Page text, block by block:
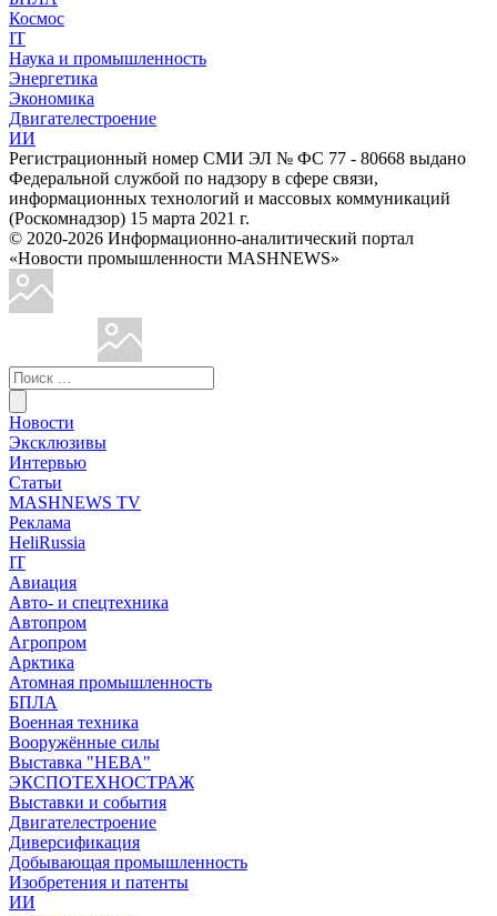
Космос
IT
Наука и промышленность
Энергетика
Экономика
Двигателестроение
ИИ
Регистрационный номер СМИ ЭЛ № ФС 77 - 80668 выдано
Федеральной службой по надзору в сфере связи,
информационных технологий и массовых коммуникаций
(Роскомнадзор) 15 марта 2021 г.
© 2020-2026 Информационно-аналитический портал
«Новости промышленности MASHNEWS»
Новости
Эксклюзивы
Интервью
Статьи
MASHNEWS TV
Реклама
HeliRussia
IT
Авиация
Авто- и спецтехника
Автопром
Агропром
Арктика
Атомная промышленность
БПЛА
Военная техника
Вооружённые силы
Выставка "НЕВА"
ЭКСПОТЕХНОСТРАЖ
Выставки и события
Двигателестроение
Диверсификация
Добывающая промышленность
Изобретения и патенты
ИИ